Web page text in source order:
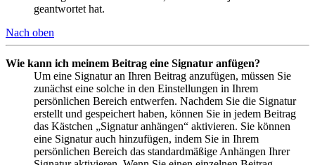
geantwortet hat.
Nach oben
Wie kann ich meinem Beitrag eine Signatur anfügen?
Um eine Signatur an Ihren Beitrag anzufügen, müssen Sie
zunächst eine solche in den Einstellungen in Ihrem
persönlichen Bereich entwerfen. Nachdem Sie die Signatur
erstellt und gespeichert haben, können Sie in jedem Beitrag
das Kästchen „Signatur anhängen“ aktivieren. Sie können
eine Signatur auch hinzufügen, indem Sie in Ihrem
persönlichen Bereich das standardmäßige Anhängen Ihrer